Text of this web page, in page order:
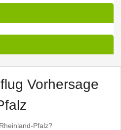
Vorhersage
Pfalz?